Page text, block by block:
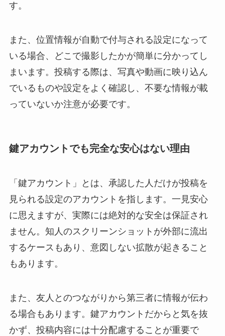
す。
また、位置情報が自動で付与される設定になって
いる場合、どこで撮影したかが簡単に分かってし
まいます。投稿する際は、写真や動画に映り込ん
でいるものや設定をよく確認し、不要な情報が載
っていないか注意が必要です。
鍵アカウントでも完全な安心はない理由
「鍵アカウント」とは、承認した人だけが投稿を
見られる設定のアカウントを指します。一見安心
に思えますが、実際には絶対的な安全は保証され
ません。知人のスクリーンショットが外部に流出
するケースもあり、意図しない拡散が起きること
もあります。
また、友人とのつながりから第三者に情報が伝わ
る場合もあります。鍵アカウントだからと気を抜
かず、投稿内容には十分配慮することが重要で